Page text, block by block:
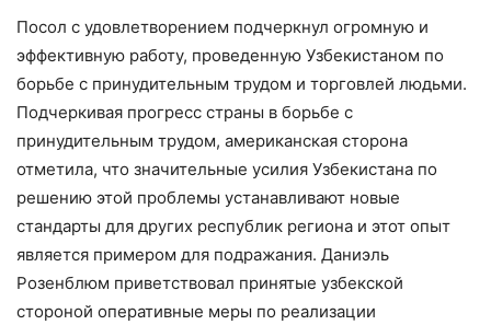
Посол с удовлетворением подчеркнул огромную и
эффективную работу, проведенную Узбекистаном по
борьбе с принудительным трудом и торговлей людьми.
Подчеркивая прогресс страны в борьбе с
принудительным трудом, американская сторона
отметила, что значительные усилия Узбекистана по
решению этой проблемы устанавливают новые
стандарты для других республик региона и этот опыт
является примером для подражания. Даниэль
Розенблюм приветствовал принятые узбекской
стороной оперативные меры по реализации